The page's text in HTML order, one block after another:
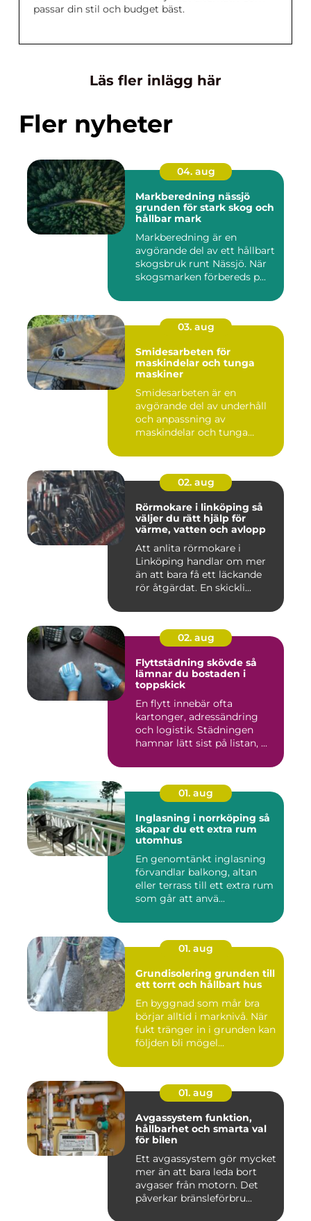
passar din stil och budget bäst.
Läs fler inlägg här
Fler nyheter
04. aug
Markberedning nässjö
grunden för stark skog och
hållbar mark
Markberedning är en
avgörande del av ett hållbart
skogsbruk runt Nässjö. När
skogsmarken förbereds p...
03. aug
Smidesarbeten för
maskindelar och tunga
maskiner
Smidesarbeten är en
avgörande del av underhåll
och anpassning av
maskindelar och tunga
02. aug
Rörmokare i linköping så
väljer du rätt hjälp för
värme, vatten och avlopp
Att anlita rörmokare i
Linköping handlar om mer
än att bara få ett läckande
rör åtgärdat. En skickli...
02. aug
Flyttstädning skövde så
lämnar du bostaden i
toppskick
En flytt innebär ofta
kartonger, adressändring
och logistik. Städningen
hamnar lätt sist på listan, ...
01. aug
Inglasning i norrköping så
skapar du ett extra rum
utomhus
En genomtänkt inglasning
förvandlar balkong, altan
eller terrass till ett extra rum
som går att anvä...
01. aug
Grundisolering grunden till
ett torrt och hållbart hus
En byggnad som mår bra
börjar alltid i marknivå. När
fukt tränger in i grunden kan
följden bli mögel...
01. aug
Avgassystem funktion,
hållbarhet och smarta val
för bilen
Ett avgassystem gör mycket
mer än att bara leda bort
avgaser från motorn. Det
påverkar bränsleförbru...